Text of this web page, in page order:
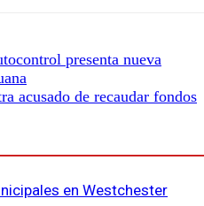
presenta nueva
acusado de recaudar fondos
en Westchester